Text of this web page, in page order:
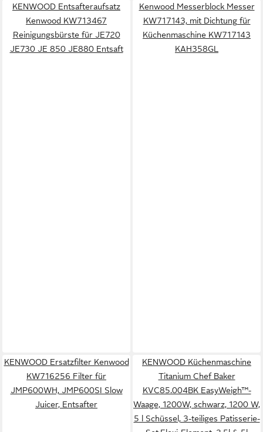
KENWOOD Entsafteraufsatz
Kenwood KW713467
Reinigungsbürste für JE720
JE730 JE 850 JE880 Entsaft
Kenwood Messerblock Messer
KW717143, mit Dichtung für
Küchenmaschine KW717143
KAH358GL
KENWOOD Ersatzfilter Kenwood
KW716256 Filter für
JMP600WH, JMP600SI Slow
Juicer, Entsafter
KENWOOD Küchenmaschine
Titanium Chef Baker
KVC85.004BK EasyWeigh™-
Waage, 1200W, schwarz, 1200 W,
5 l Schüssel, 3-teiliges Patisserie-